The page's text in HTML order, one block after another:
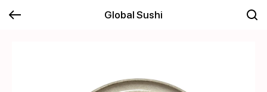
Global Sushi